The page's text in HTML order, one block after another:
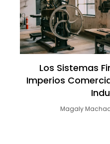
Los Sistemas
Imperios
Magaly